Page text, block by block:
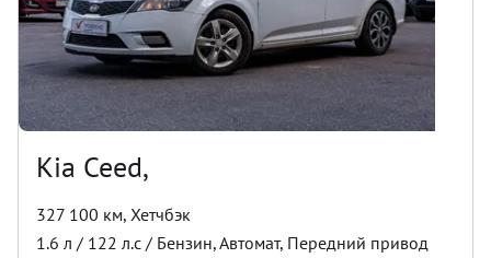
Kia Ceed,
327 100 км, Хетчбэк
1.6 л / 122 л.с / Бензин,Автомат, Передний привод